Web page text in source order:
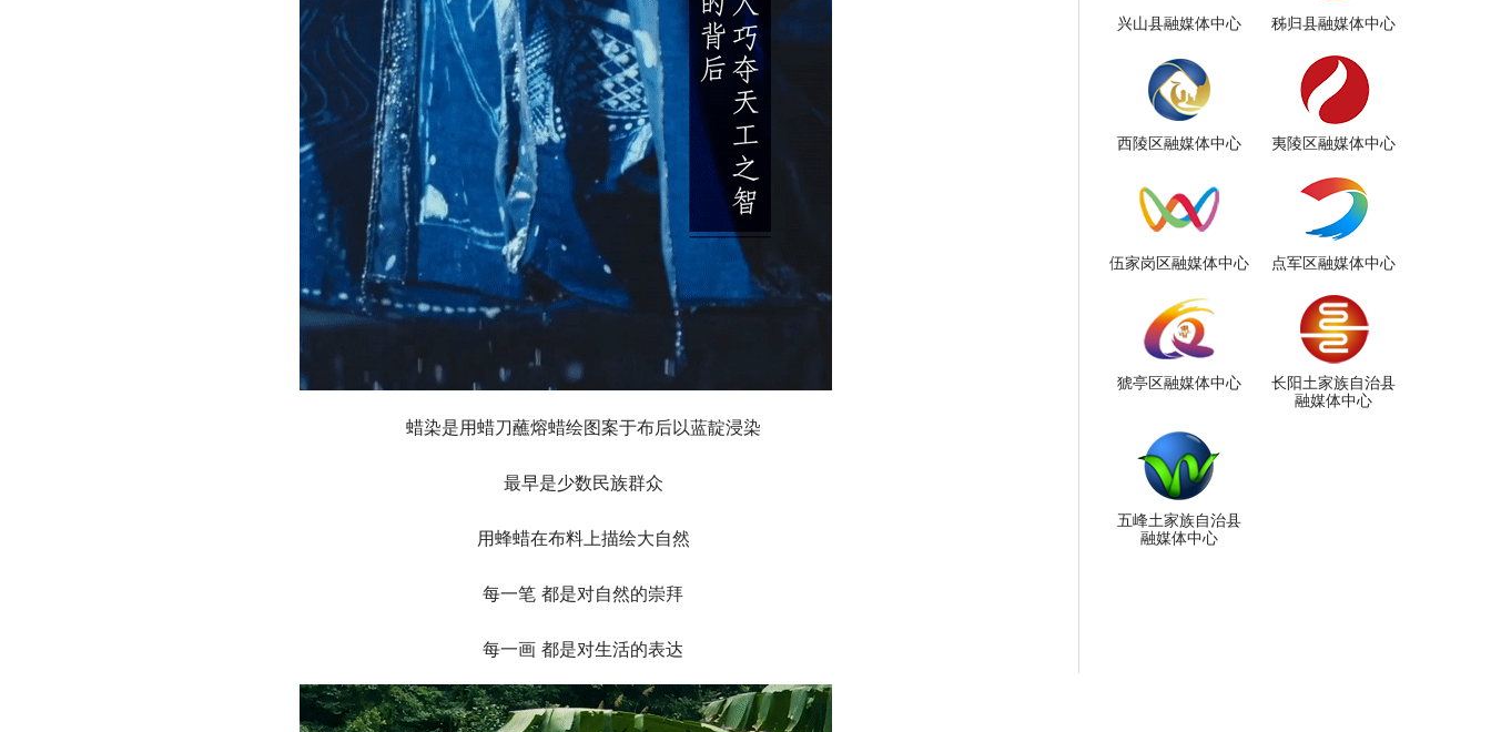
蜡染是用蜡刀蘸熔蜡绘图案于布后以蓝靛浸染
最早是少数民族群众
用蜂蜡在布料上描绘大自然
每一笔 都是对自然的崇拜
每一画 都是对生活的表达
兴山县融媒体中心 秭归县融媒体中心
西陵区融媒体中心 夷陵区融媒体中心
伍家岗区融媒体中心 点军区融媒体中心
猇亭区融媒体中心
长阳土家族自治县
融媒体中心
五峰土家族自治县
融媒体中心